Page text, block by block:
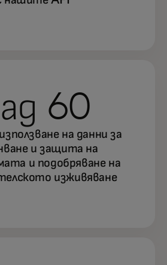
60
на данни за
и защита на
и подобряване на
изживяване